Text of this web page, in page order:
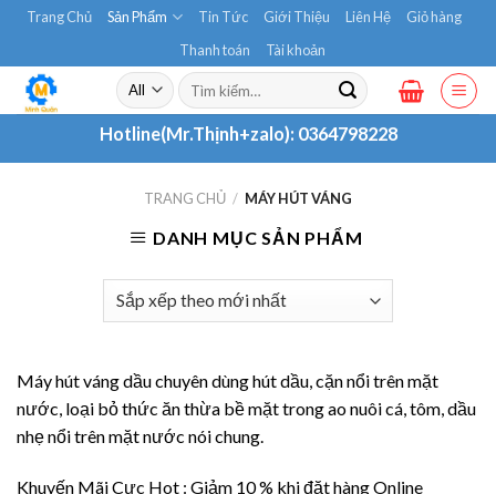
Skip
content
Trang Chủ Sản Phẩm Tin Tức Giới Thiệu Liên Hệ
Giỏ hàng
Thanh toán
Tài khoản
Tìm
kiếm:
Hotline(Mr.Thịnh+zalo): 0364798228
TRANG CHỦ / MÁY HÚT VÁNG
DANH MỤC SẢN PHẨM
Máy hút váng dầu chuyên dùng hút dầu, cặn nổi trên mặt
nước, loại bỏ thức ăn thừa bề mặt trong ao nuôi cá, tôm, dầu
nhẹ nổi trên mặt nước nói chung.
Khuyến Mãi Cực Hot : Giảm 10 % khi đặt hàng Online